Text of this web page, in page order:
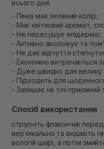
всього дня.
- Пінка має зелений колір;
- Має квітковий аромат,
- Не пересушує епідерміс;
- Активно зволожує та
- Не дає відчуття
- Економно витрачається
- Дуже швидко дає велику
- Підходить для
- Залишає на тілі приємний
Спосіб використання
струсніть флакончик
вертикально та видавіть
вологій шкірі, а потім